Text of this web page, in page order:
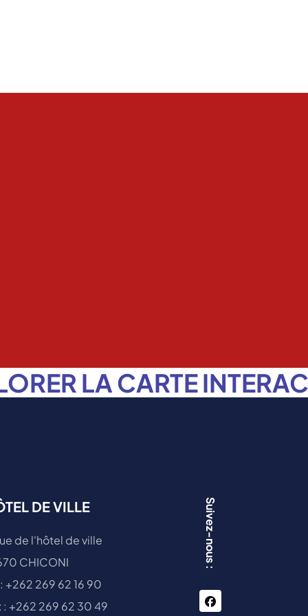
LA CARTE
DE VILLE
de l'hôtel de ville
CHICONI
+262 269 62 16 90
: +262 269 62 30 49
Suivez-nous :
facebook